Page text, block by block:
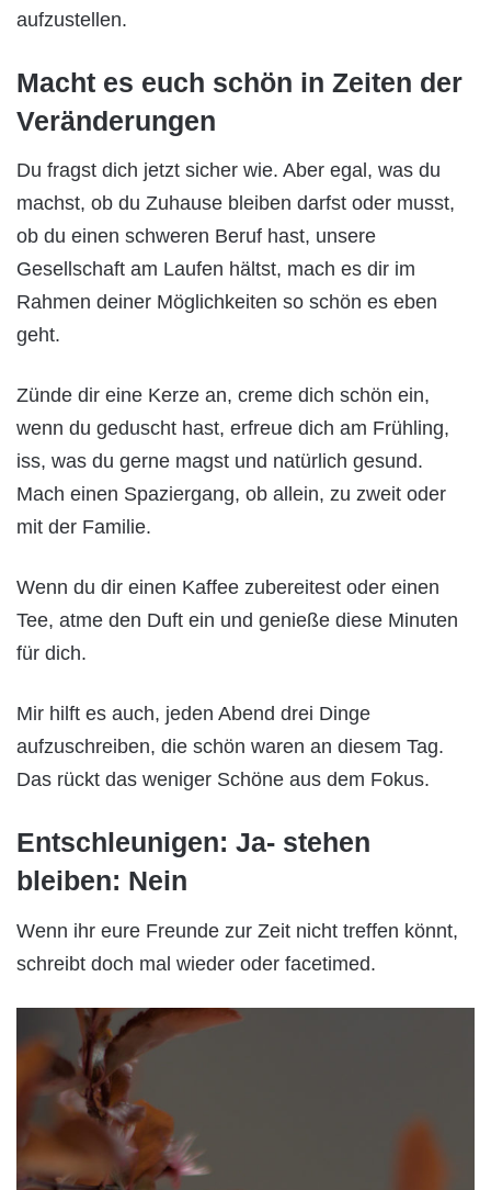
aufzustellen.
Macht es euch schön in Zeiten der
Veränderungen
Du fragst dich jetzt sicher wie. Aber egal, was du
machst, ob du Zuhause bleiben darfst oder musst,
ob du einen schweren Beruf hast, unsere
Gesellschaft am Laufen hältst, mach es dir im
Rahmen deiner Möglichkeiten so schön es eben
geht.
Zünde dir eine Kerze an, creme dich schön ein,
wenn du geduscht hast, erfreue dich am Frühling,
iss, was du gerne magst und natürlich gesund.
Mach einen Spaziergang, ob allein, zu zweit oder
mit der Familie.
Wenn du dir einen Kaffee zubereitest oder einen
Tee, atme den Duft ein und genieße diese Minuten
für dich.
Mir hilft es auch, jeden Abend drei Dinge
aufzuschreiben, die schön waren an diesem Tag.
Das rückt das weniger Schöne aus dem Fokus.
Entschleunigen: Ja- stehen
bleiben: Nein
Wenn ihr eure Freunde zur Zeit nicht treffen könnt,
schreibt doch mal wieder oder facetimed.